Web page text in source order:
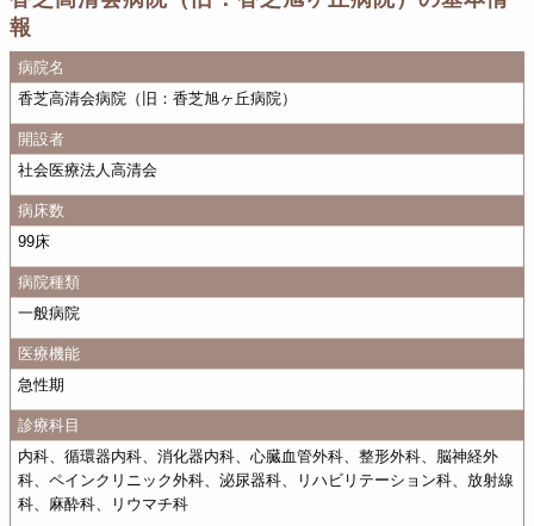
報
病院名
香芝高清会病院（旧：香芝旭ヶ丘病院）
開設者
社会医療法人高清会
病床数
99床
病院種類
一般病院
医療機能
急性期
診療科目
内科、循環器内科、消化器内科、心臓血管外科、整形外科、脳神経外
科、ペインクリニック外科、泌尿器科、リハビリテーション科、放射線
科、麻酔科、リウマチ科